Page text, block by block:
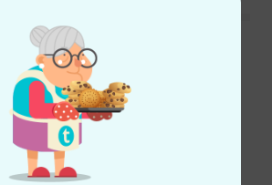
Sirob 15.03.2019